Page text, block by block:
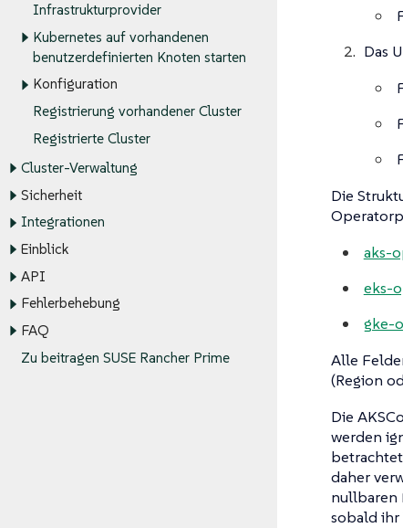
Infrastrukturprovider
Kubernetes auf vorhandenen
benutzerdefinierten Knoten starten
Konfiguration
Registrierung vorhandener Cluster
Registrierte Cluster
Cluster-Verwaltung
Sicherheit
Integrationen
Einblick
API
Fehlerbehebung
FAQ
Zu beitragen SUSE Rancher Prime
Das
Die
aks-
eks-
gke-
Alle
(Region
Die
werden
daher
nullbaren
sobald ihr